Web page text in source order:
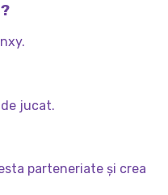
jucat.
parteneriate și crea